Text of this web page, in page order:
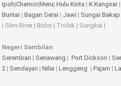
Ipoh|Chemor|Meru| Hulu Kinta | K.Kangsar|
Buntar| Bagan Serai | Jawi | Sungai Bakap
| Slim River | Bidor | Trolak | Sungkai |
Negeri Sembilan
Seremban | Senawang | Port Dickson |
2 | Sendayan | Nilai | Lenggeng | Pajam |